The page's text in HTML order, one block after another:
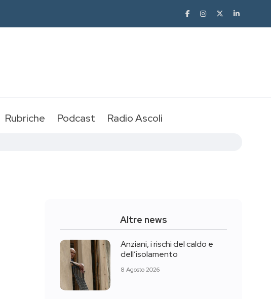
Rubriche Podcast Radio Ascoli
Altre news
Anziani, i rischi del caldo e
dell’isolamento
8 Agosto 2026